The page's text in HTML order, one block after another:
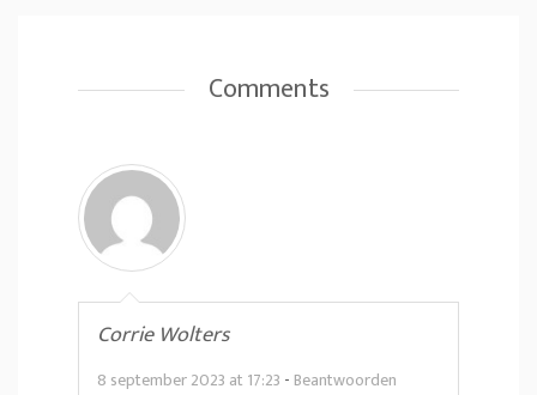
Comments
Corrie Wolters
8 september 2023 at 17:23 - Beantwoorden